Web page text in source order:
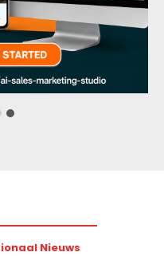
Nieuws